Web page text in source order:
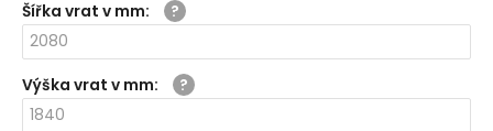
Šířka vrat v mm:
Výška vrat v mm: